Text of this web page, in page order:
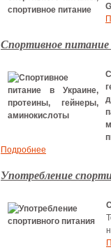
Спортивное питание
Подробнее
Употребление